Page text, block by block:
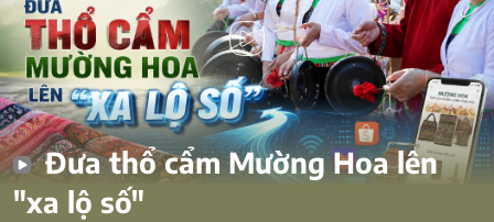
Đưa thổ cẩm Mường Hoa lên
"xa lộ số"